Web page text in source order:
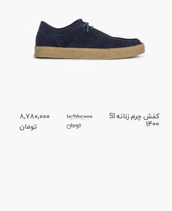
کفش چرم زنانه SI
1400
۱۰,۹۸۰,۰۰۰
تومان
۸,۷۸۰,۰۰۰
تومان